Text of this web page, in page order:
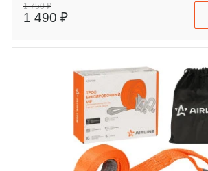
1 750 ₽
1 490 ₽